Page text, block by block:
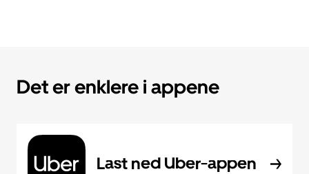
Det er enklere i appene
Last ned Uber-appen